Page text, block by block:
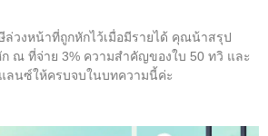
วงหน้าที่ถูกหักไว้เมื่อมีรายได้ คุณน้าสรุป
ณ ที่จ่าย 3% ความสำคัญของใบ 50 ทวิ และ
นซ์ให้ครบจบในบทความนี้ค่ะ